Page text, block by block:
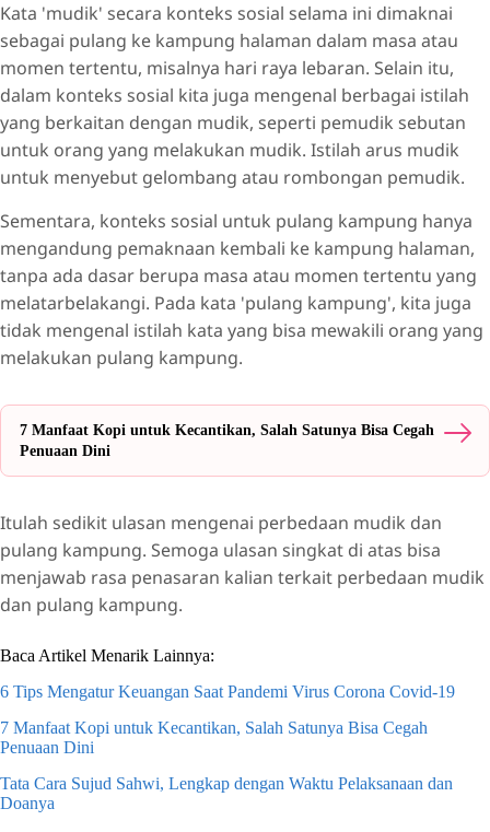
Kata 'mudik' secara konteks sosial selama ini dimaknai
sebagai pulang ke kampung halaman dalam masa atau
momen tertentu, misalnya hari raya lebaran. Selain itu,
dalam konteks sosial kita juga mengenal berbagai istilah
yang berkaitan dengan mudik, seperti pemudik sebutan
untuk orang yang melakukan mudik. Istilah arus mudik
untuk menyebut gelombang atau rombongan pemudik.
Sementara, konteks sosial untuk pulang kampung hanya
mengandung pemaknaan kembali ke kampung halaman,
tanpa ada dasar berupa masa atau momen tertentu yang
melatarbelakangi. Pada kata 'pulang kampung', kita juga
tidak mengenal istilah kata yang bisa mewakili orang yang
melakukan pulang kampung.
7 Manfaat Kopi untuk Kecantikan, Salah Satunya Bisa Cegah
Penuaan Dini
Itulah sedikit ulasan mengenai perbedaan mudik dan
pulang kampung. Semoga ulasan singkat di atas bisa
menjawab rasa penasaran kalian terkait perbedaan mudik
dan pulang kampung.
Baca Artikel Menarik Lainnya:
6 Tips Mengatur Keuangan Saat Pandemi Virus Corona Covid-19
7 Manfaat Kopi untuk Kecantikan, Salah Satunya Bisa Cegah
Penuaan Dini
Tata Cara Sujud Sahwi, Lengkap dengan Waktu Pelaksanaan dan
Doanya